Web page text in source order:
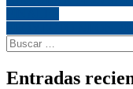
Entradas